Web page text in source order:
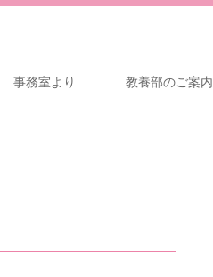
事務室より 教養部のご案内